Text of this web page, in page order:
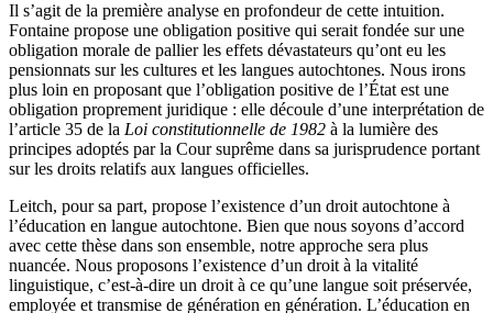
Il s’agit de la première analyse en profondeur de cette intuition.
Fontaine propose une obligation positive qui serait fondée sur une
obligation morale de pallier les effets dévastateurs qu’ont eu les
pensionnats sur les cultures et les langues autochtones. Nous irons
plus loin en proposant que l’obligation positive de l’État est une
obligation proprement juridique : elle découle d’une interprétation de
l’article 35 de la Loi constitutionnelle de 1982 à la lumière des
principes adoptés par la Cour suprême dans sa jurisprudence portant
sur les droits relatifs aux langues officielles.
Leitch, pour sa part, propose l’existence d’un droit autochtone à
l’éducation en langue autochtone. Bien que nous soyons d’accord
avec cette thèse dans son ensemble, notre approche sera plus
nuancée. Nous proposons l’existence d’un droit à la vitalité
linguistique, c’est-à-dire un droit à ce qu’une langue soit préservée,
employée et transmise de génération en génération. L’éducation en